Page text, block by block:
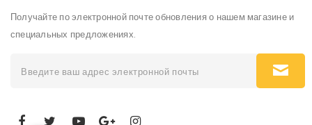
Получайте по электронной почте обновления о нашем магазине и
специальных предложениях.